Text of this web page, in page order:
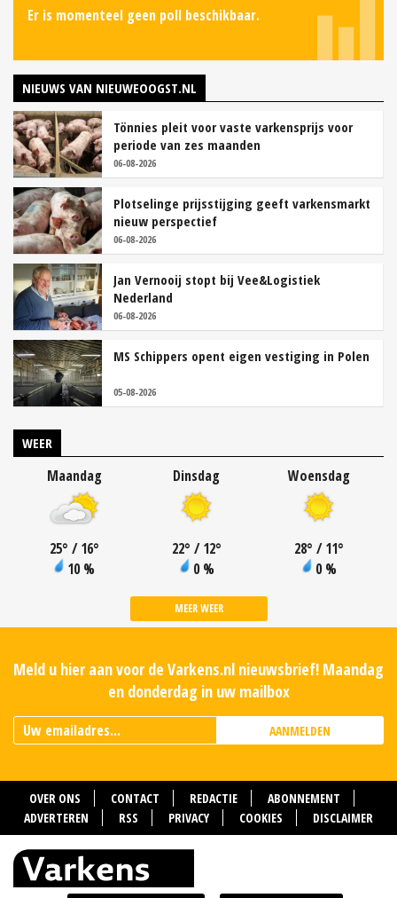
Er is momenteel geen poll beschikbaar.
NIEUWS VAN NIEUWEOOGST.NL
Tönnies pleit voor vaste varkensprijs voor
periode van zes maanden
06-08-2026
Plotselinge prijsstijging geeft varkensmarkt
nieuw perspectief
06-08-2026
Jan Vernooij stopt bij Vee&Logistiek
Nederland
06-08-2026
MS Schippers opent eigen vestiging in Polen
05-08-2026
WEER
Maandag
25° / 16°
10 %
Dinsdag
22° / 12°
0 %
Woensdag
28° / 11°
0 %
MEER WEER
Meld u hier aan voor de Varkens.nl nieuwsbrief! Maandag
en donderdag in uw mailbox
AANMELDEN
OVER ONS CONTACT REDACTIE
ABONNEMENT
ADVERTEREN
RSS PRIVACY COOKIES DISCLAIMER